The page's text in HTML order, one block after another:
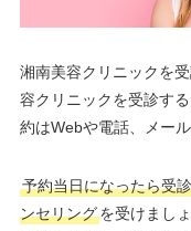
湘南美容クリニックを
容クリニックを受診する
約はWebや電話、メー
予約当日になったら受
ンセリングを受けまし